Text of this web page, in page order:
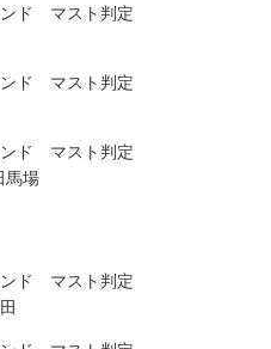
ド マスト判定
ド マスト判定
ド マスト判定
場
ド マスト判定